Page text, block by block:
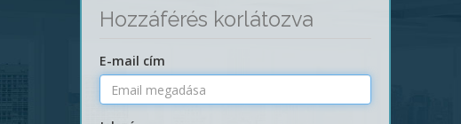
Hozzáférés korlátozva
E-mail cím